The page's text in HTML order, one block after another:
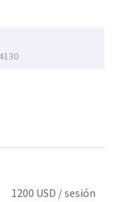
1200 USD / sesión